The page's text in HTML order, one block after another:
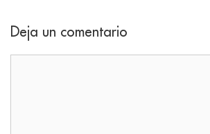
Deja un comentario